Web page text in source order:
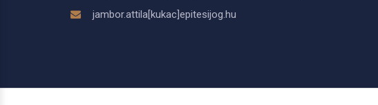
jambor.attila[kukac]epitesijog.hu